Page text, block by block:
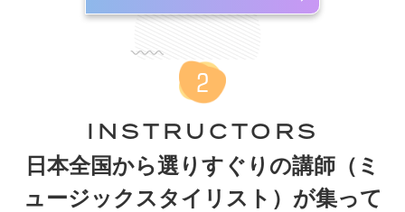
INSTRUCTORS
日本全国から選りすぐりの講師（ミ
ュージックスタイリスト）が集って